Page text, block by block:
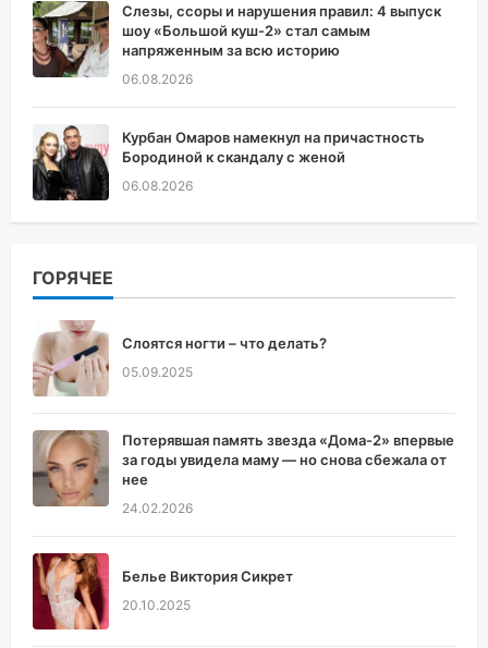
Слезы, ссоры и нарушения правил: 4 выпуск
шоу «Большой куш-2» стал самым
напряженным за всю историю
06.08.2026
Курбан Омаров намекнул на причастность
Бородиной к скандалу с женой
06.08.2026
ГОРЯЧЕЕ
Слоятся ногти – что делать?
05.09.2025
Потерявшая память звезда «Дома-2» впервые
за годы увидела маму — но снова сбежала от
нее
24.02.2026
Белье Виктория Сикрет
20.10.2025